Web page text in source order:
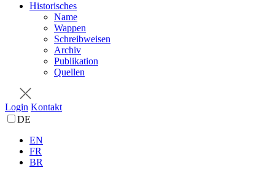
Historisches
Name
Wappen
Schreibweisen
Archiv
Publikation
Quellen
Login Kontakt
DE
EN
FR
BR